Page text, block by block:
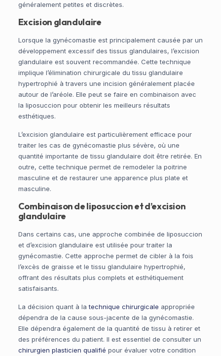
généralement petites et discrètes.
Excision glandulaire
Lorsque la gynécomastie est principalement causée par un
développement excessif des tissus glandulaires, l’excision
glandulaire est souvent recommandée. Cette technique
implique l’élimination chirurgicale du tissu glandulaire
hypertrophié à travers une incision généralement placée
autour de l’aréole. Elle peut se faire en combinaison avec
la liposuccion pour obtenir les meilleurs résultats
esthétiques.
L’excision glandulaire est particulièrement efficace pour
traiter les cas de gynécomastie plus sévère, où une
quantité importante de tissu glandulaire doit être retirée. En
outre, cette technique permet de remodeler la poitrine
masculine et de restaurer une apparence plus plate et
masculine.
Combinaison de liposuccion et d’excision
glandulaire
Dans certains cas, une approche combinée de liposuccion
et d’excision glandulaire est utilisée pour traiter la
gynécomastie. Cette approche permet de cibler à la fois
l’excès de graisse et le tissu glandulaire hypertrophié,
offrant des résultats plus complets et esthétiquement
satisfaisants.
La décision quant à latechnique chirurgicale appropriée
dépendra de la cause sous-jacente de la gynécomastie.
Elle dépendra également de la quantité de tissu à retirer et
des préférences du patient. Il est essentiel de consulter un
chirurgien plasticien qualifié pour évaluer votre condition